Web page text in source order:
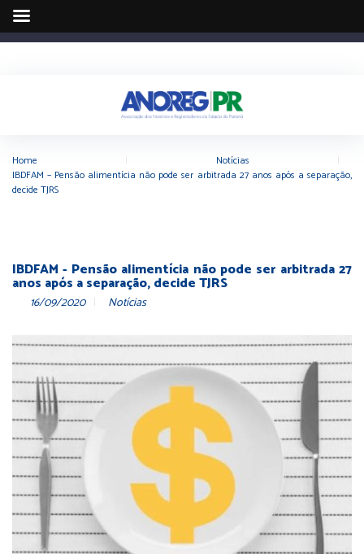
Home Notícias
IBDFAM – Pensão alimentícia não pode ser arbitrada 27 anos após a separação,
decide TJRS
IBDFAM - Pensão alimentícia não pode ser arbitrada 27
anos após a separação, decide TJRS
16/09/2020 Notícias